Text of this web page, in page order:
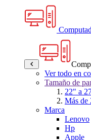
Ver todo en
Tamaño de
22" a
Más de
Marca
Lenovo
Hp
Apple